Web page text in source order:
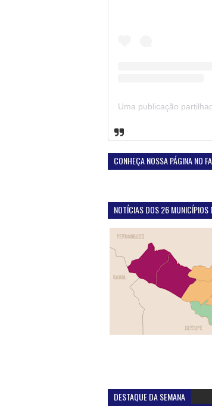
CONHEÇA NOSSA PÁGINA NO
NOTÍCIAS DOS 26 MUNICÍPIOS
DESTAQUE DA SEMANA